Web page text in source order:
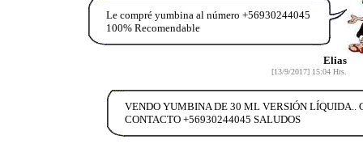
Le compré yumbina al número +56930244045
100% Recomendable
Elias
[13/9/2017] 15:04 Hrs.
VENDO YUMBINA DE 30 ML VERSIÓN LÍQUIDA..
CONTACTO +56930244045 SALUDOS